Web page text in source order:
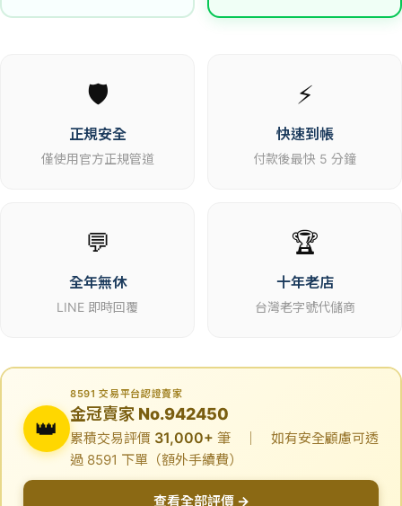
🛡️
正規安全
僅使用官方正規管道
⚡
快速到帳
付款後最快 5 分鐘
💬
全年無休
LINE 即時回覆
🏆
十年老店
台灣老字號代儲商
👑
8591 交易平台認證賣家
金冠賣家 No.942450
累積交易評價 31,000+ 筆 ｜ 如有安全顧慮可透
過 8591 下單（額外手續費）
查看全部評價 →